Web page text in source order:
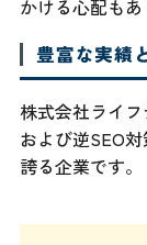
かける心配もあ
豊富な実績
株式会社ライ
および逆SEO
誇る企業です。